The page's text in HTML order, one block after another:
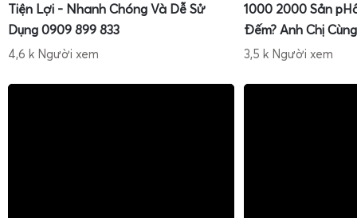
Tiện Lợi - Nhanh Chóng Và Dễ Sử
Dụng 0909 899 833
4,6 k Người xem
1000 2000 Sản
Đếm? Anh Chị
3,5 k Người xem